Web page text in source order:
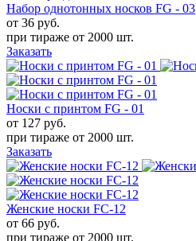
Набор однотонных носков FG - 03
от 36 руб.
при тираже от 2000 шт.
Заказать
Носки с принтом FG - 01
от 127 руб.
при тираже от 2000 шт.
Заказать
Женские носки FC-12
от 66 руб.
при тираже от 2000 шт.